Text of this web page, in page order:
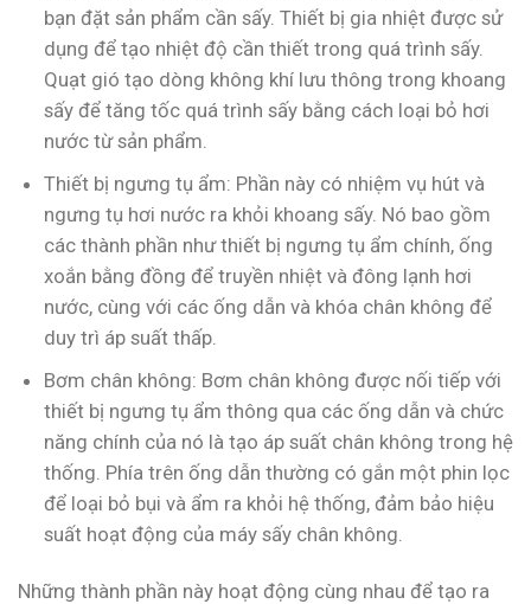
bạn đặt sản phẩm cần sấy. Thiết bị gia nhiệt được sử
dụng để tạo nhiệt độ cần thiết trong quá trình sấy.
Quạt gió tạo dòng không khí lưu thông trong khoang
sấy để tăng tốc quá trình sấy bằng cách loại bỏ hơi
nước từ sản phẩm.
Thiết bị ngưng tụ ẩm: Phần này có nhiệm vụ hút và
ngưng tụ hơi nước ra khỏi khoang sấy. Nó bao gồm
các thành phần như thiết bị ngưng tụ ẩm chính, ống
xoắn bằng đồng để truyền nhiệt và đông lạnh hơi
nước, cùng với các ống dẫn và khóa chân không để
duy trì áp suất thấp.
Bơm chân không: Bơm chân không được nối tiếp với
thiết bị ngưng tụ ẩm thông qua các ống dẫn và chức
năng chính của nó là tạo áp suất chân không trong hệ
thống. Phía trên ống dẫn thường có gắn một phin lọc
để loại bỏ bụi và ẩm ra khỏi hệ thống, đảm bảo hiệu
suất hoạt động của máy sấy chân không.
Những thành phần này hoạt động cùng nhau để tạo ra